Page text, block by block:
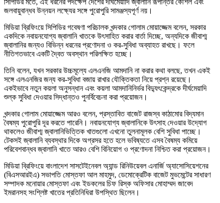
জলবায়ুবান্ধব উন্নয়ন লক্ষ্যের সঙ্গে পুরোপুরি সামঞ্জস্যপূর্ণ নয়।
মিডিয়া ব্রিফিংয়ে সিপিডির গবেষণা পরিচালক খন্দকার গোলাম মোয়াজ্জেম বলেন, সরকার
একদিকে নবায়নযোগ্য জ্বালানি খাতকে উৎসাহিত করার বার্তা দিচ্ছে, অন্যদিকে জীবাশ্ম
জ্বালানির জন্যও বিভিন্ন ধরনের প্রণোদনা ও কর-সুবিধা অব্যাহত রাখছে। ফলে
নীতিগতভাবে একটি দ্বৈত অবস্থান পরিলক্ষিত হচ্ছে।
তিনি বলেন, যখন সরকার উচ্চমূল্যে এলএনজি আমদানি না করার কথা বলছে, তখন একই
সঙ্গে এলএনজির জন্য কর-সুবিধা বজায় রাখার যৌক্তিকতা নিয়ে প্রশ্ন রয়েছে।
একইভাবে নতুন কয়লা অনুসন্ধান এবং কয়লা আমদানিনির্ভর বিদ্যুৎকেন্দ্রকে দীর্ঘমেয়াদি
শুল্ক সুবিধা দেওয়ার সিদ্ধান্তও পুনর্বিবেচনা করা প্রয়োজন।
খন্দকার গোলাম মোয়াজ্জেম আরও বলেন, প্রস্তাবিত বাজেট রাজস্ব কাঠামোর বিদ্যমান
বৈষম্য পুরোপুরি দূর করতে পারেনি। নবায়নযোগ্য জ্বালানিকে উৎসাহ দেওয়ার উদ্যোগ
থাকলেও জীবাশ্ম জ্বালানিভিত্তিক খাতগুলো এখনো তুলনামূলক বেশি সুবিধা পাচ্ছে।
টেকসই জ্বালানি ব্যবস্থার দিকে অগ্রসর হতে হলে ভবিষ্যতে এসব বৈষম্য কমিয়ে
পরিবেশবান্ধব জ্বালানি খাতে আরও বেশি বিনিয়োগ ও প্রণোদনা নিশ্চিত করা প্রয়োজন।
মিডিয়া ব্রিফিংয়ে বাংলাদেশ সাসটেইনেবল অ্যান্ড রিনিউয়েবল এনার্জি অ্যাসোসিয়েশনের
(বিএসআরইএ) সভাপতি মোস্তফা আল মাহমুদ, ডেমোক্রেটিক বাজেট মুভমেন্টের সাধারণ
সম্পাদক মনোয়ার মোস্তফা এবং ইডকলের চিফ রিস্ক অফিসার মোহাম্মদ জাবেদ
ইমরানসহ সংশ্লিষ্ট খাতের প্রতিনিধিরা উপস্থিত ছিলেন।